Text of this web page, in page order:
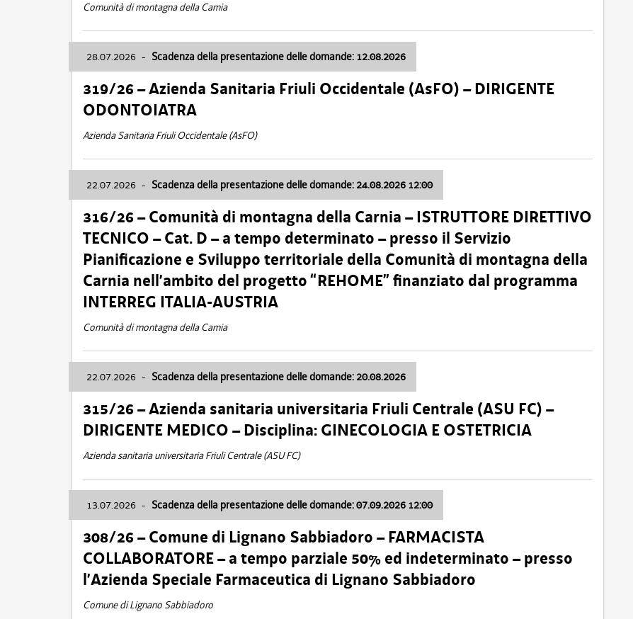
Comunità di montagna della Carnia
28.07.2026 - Scadenza della presentazione delle domande: 12.08.2026
319/26 – Azienda Sanitaria Friuli Occidentale (AsFO) – DIRIGENTE
ODONTOIATRA
Azienda Sanitaria Friuli Occidentale (AsFO)
22.07.2026 - Scadenza della presentazione delle domande: 24.08.2026 12:00
316/26 – Comunità di montagna della Carnia – ISTRUTTORE DIRETTIVO
TECNICO – Cat. D – a tempo determinato – presso il Servizio
Pianificazione e Sviluppo territoriale della Comunità di montagna della
Carnia nell’ambito del progetto “REHOME” finanziato dal programma
INTERREG ITALIA-AUSTRIA
Comunità di montagna della Carnia
22.07.2026 - Scadenza della presentazione delle domande: 20.08.2026
315/26 – Azienda sanitaria universitaria Friuli Centrale (ASU FC) –
DIRIGENTE MEDICO – Disciplina: GINECOLOGIA E OSTETRICIA
Azienda sanitaria universitaria Friuli Centrale (ASU FC)
13.07.2026 - Scadenza della presentazione delle domande: 07.09.2026 12:00
308/26 – Comune di Lignano Sabbiadoro – FARMACISTA
COLLABORATORE – a tempo parziale 50% ed indeterminato – presso
l’Azienda Speciale Farmaceutica di Lignano Sabbiadoro
Comune di Lignano Sabbiadoro